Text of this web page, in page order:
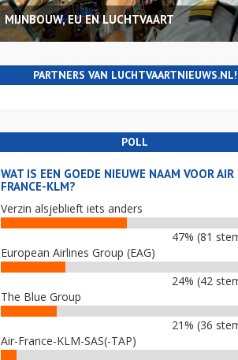
MIJNBOUW, EU EN LUCHTVAART
PARTNERS VAN LUCHTVAARTNIEUWS.NL!
POLL
WAT IS EEN GOEDE NIEUWE NAAM VOOR AIR
FRANCE-KLM?
Verzin alsjeblieft iets anders
47% (81
European Airlines Group (EAG)
24% (42
The Blue Group
21% (36
Air-France-KLM-SAS(-TAP)